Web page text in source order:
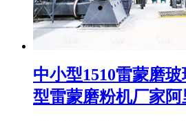
中小型1510雷蒙磨
型雷蒙磨粉机厂家阿